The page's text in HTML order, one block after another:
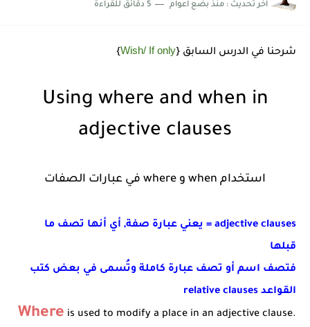
اخر تحديث : منذ بضع اعوام 5 دقائق للقراءة
شرحنا في الدرس السابق {Wish/ If only
}
Using where and when in
adjective clauses
استخدام when و where في عبارات الصفات
adjective clauses = يعني عبارة صفة, أي أنها تصف ما
قبلها
فتصف اسم أو تصف عبارة كاملة وتُسمى في بعض كتب
القواعد relative clauses
Where is used to modify a place in an adjective clause.